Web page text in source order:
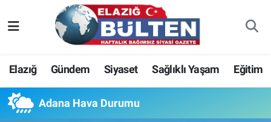
Elazığ Gündem Siyaset Sağlıklı Yaşam Eğitim
Adana Hava Durumu
Asayiş
Bilim-Teknoloji
Eğitim
Nöbetçi Eczaneler
Hava Durumu
Namaz Vakitleri